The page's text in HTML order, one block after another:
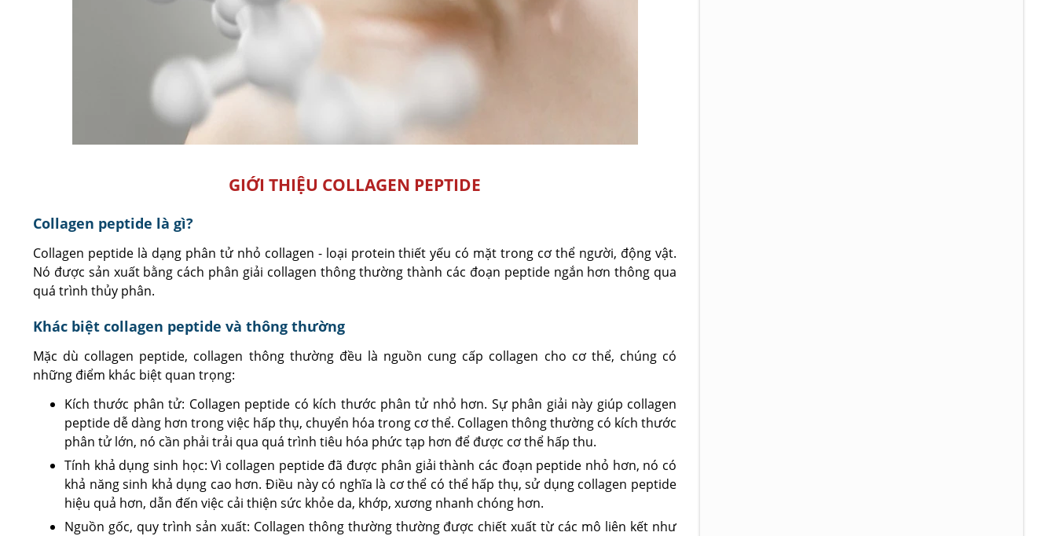
GIỚI THIỆU COLLAGEN PEPTIDE
Collagen peptide là gì?
Collagen peptide là dạng phân tử nhỏ collagen - loại protein thiết yếu có mặt trong cơ thể người, động vật.
Nó được sản xuất bằng cách phân giải collagen thông thường thành các đoạn peptide ngắn hơn thông qua
quá trình thủy phân.
Khác biệt collagen peptide và thông thường
Mặc dù collagen peptide, collagen thông thường đều là nguồn cung cấp collagen cho cơ thể, chúng có
những điểm khác biệt quan trọng:
Kích thước phân tử: Collagen peptide có kích thước phân tử nhỏ hơn. Sự phân giải này giúp collagen
peptide dễ dàng hơn trong việc hấp thụ, chuyển hóa trong cơ thể. Collagen thông thường có kích thước
phân tử lớn, nó cần phải trải qua quá trình tiêu hóa phức tạp hơn để được cơ thể hấp thu.
Tính khả dụng sinh học: Vì collagen peptide đã được phân giải thành các đoạn peptide nhỏ hơn, nó có
khả năng sinh khả dụng cao hơn. Điều này có nghĩa là cơ thể có thể hấp thụ, sử dụng collagen peptide
hiệu quả hơn, dẫn đến việc cải thiện sức khỏe da, khớp, xương nhanh chóng hơn.
Nguồn gốc, quy trình sản xuất: Collagen thông thường thường được chiết xuất từ các mô liên kết như